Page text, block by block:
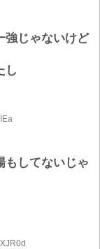
強じゃないけど
し
もしてないじゃ